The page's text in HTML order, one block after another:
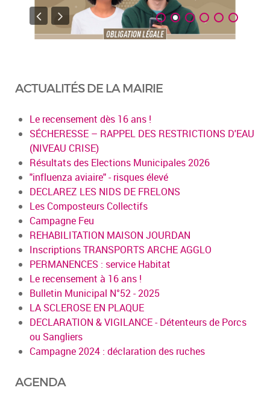
ACTUALITÉS DE LA MAIRIE
Le recensement dès 16 ans !
SÉCHERESSE – RAPPEL DES RESTRICTIONS D'EAU
(NIVEAU CRISE)
Résultats des Elections Municipales 2026
"influenza aviaire" - risques élevé
DECLAREZ LES NIDS DE FRELONS
Les Composteurs Collectifs
Campagne Feu
REHABILITATION MAISON JOURDAN
Inscriptions TRANSPORTS ARCHE AGGLO
PERMANENCES : service Habitat
Le recensement à 16 ans !
Bulletin Municipal N°52 - 2025
LA SCLEROSE EN PLAQUE
DECLARATION & VIGILANCE - Détenteurs de Porcs
ou Sangliers
Campagne 2024 : déclaration des ruches
AGENDA